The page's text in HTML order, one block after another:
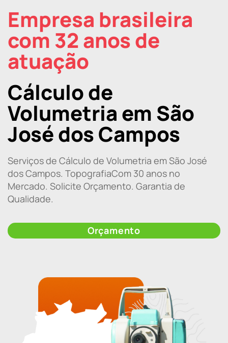
Empresa brasileira
com 32 anos de
atuação
Cálculo de
Volumetria em São
José dos Campos
Serviços de Cálculo de Volumetria em São José
dos Campos. TopografiaCom 30 anos no
Mercado. Solicite Orçamento. Garantia de
Qualidade.
Orçamento